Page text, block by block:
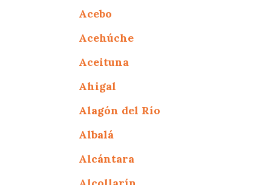
Acebo
Acehúche
Aceituna
Ahigal
Alagón del Río
Albalá
Alcántara